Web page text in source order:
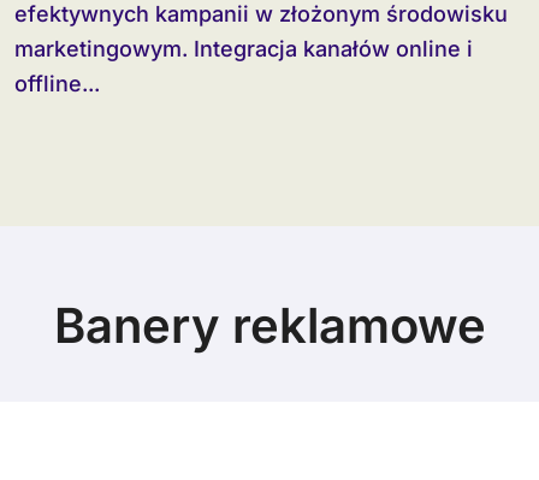
efektywnych kampanii w złożonym środowisku
marketingowym. Integracja kanałów online i
offline...
Banery reklamowe